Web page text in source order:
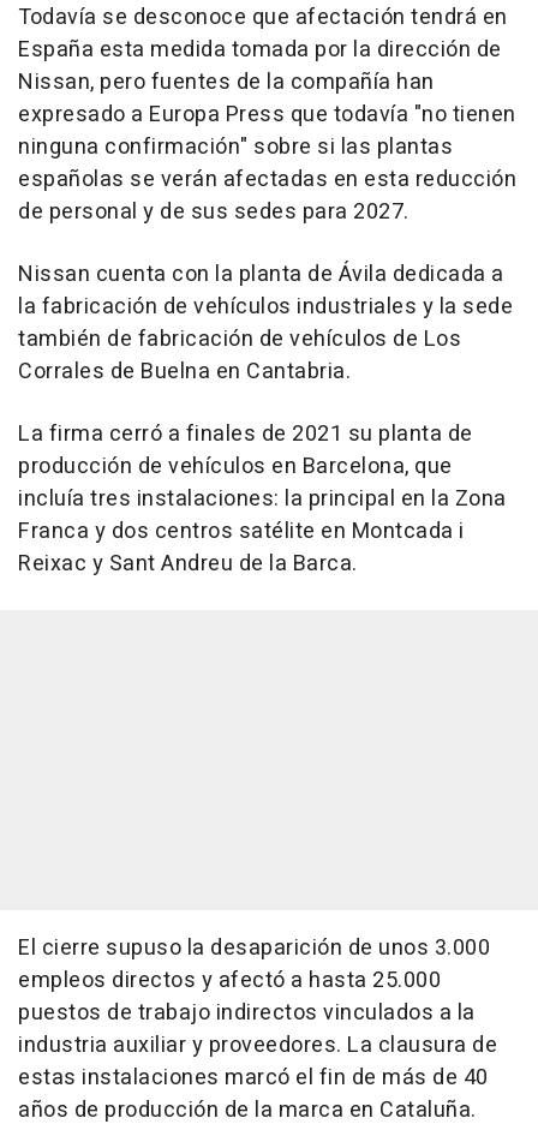
Todavía se desconoce que afectación tendrá en
España esta medida tomada por la dirección de
Nissan, pero fuentes de la compañía han
expresado a Europa Press que todavía "no tienen
ninguna confirmación" sobre si las plantas
españolas se verán afectadas en esta reducción
de personal y de sus sedes para 2027.
Nissan cuenta con la planta de Ávila dedicada a
la fabricación de vehículos industriales y la sede
también de fabricación de vehículos de Los
Corrales de Buelna en Cantabria.
La firma cerró a finales de 2021 su planta de
producción de vehículos en Barcelona, que
incluía tres instalaciones: la principal en la Zona
Franca y dos centros satélite en Montcada i
Reixac y Sant Andreu de la Barca.
El cierre supuso la desaparición de unos 3.000
empleos directos y afectó a hasta 25.000
puestos de trabajo indirectos vinculados a la
industria auxiliar y proveedores. La clausura de
estas instalaciones marcó el fin de más de 40
años de producción de la marca en Cataluña.